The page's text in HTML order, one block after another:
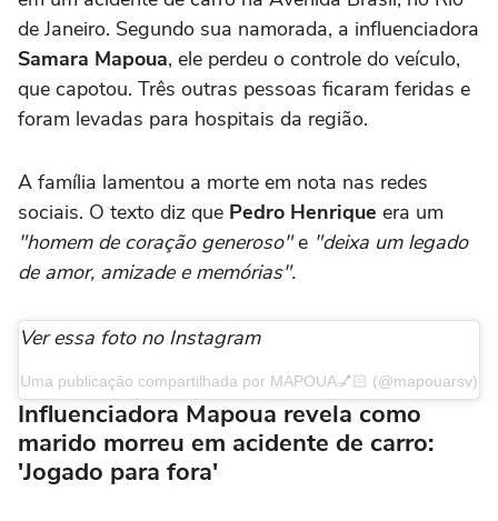
de Janeiro. Segundo sua namorada, a influenciadora
Samara Mapoua, ele perdeu o controle do veículo,
que capotou. Três outras pessoas ficaram feridas e
foram levadas para hospitais da região.
A família lamentou a morte em nota nas redes
sociais. O texto diz que Pedro Henrique era um
"homem de coração generoso"e "deixa um legado
de amor, amizade e memórias".
Ver essa foto no Instagram
Uma publicação compartilhada por MAPOUA💅🏻 (@mapouarsv)
Influenciadora Mapoua revela como
marido morreu em acidente de carro:
'Jogado para fora'